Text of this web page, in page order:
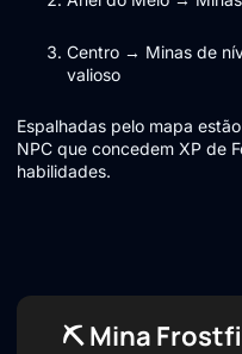
Centro → Minas de
valioso
Espalhadas pelo mapa
NPC que concedem XP de
habilidades.
⛏️ Mina